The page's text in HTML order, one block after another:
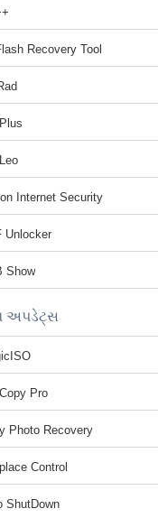
Recovery Tool
Internet Security
Unlocker
Show
અપડેટ્સ
Pro
Photo Recovery
Control
ShutDown